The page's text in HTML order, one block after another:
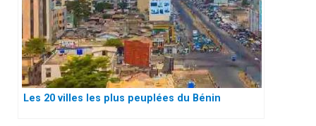
Les 20 villes les plus peuplées du Bénin